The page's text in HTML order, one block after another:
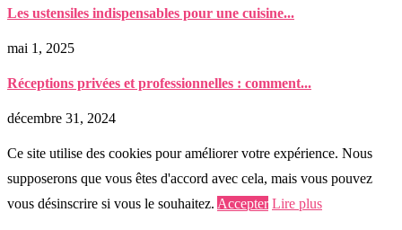
Les ustensiles indispensables pour une cuisine...
mai 1, 2025
Réceptions privées et professionnelles : comment...
décembre 31, 2024
Ce site utilise des cookies pour améliorer votre expérience. Nous
supposerons que vous êtes d'accord avec cela, mais vous pouvez
vous désinscrire si vous le souhaitez. Accepter Lire plus